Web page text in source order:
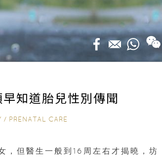
知道胎兒性別傳聞
/ PRENATAL CARE
，但醫生一般到16周左右才揭曉，坊